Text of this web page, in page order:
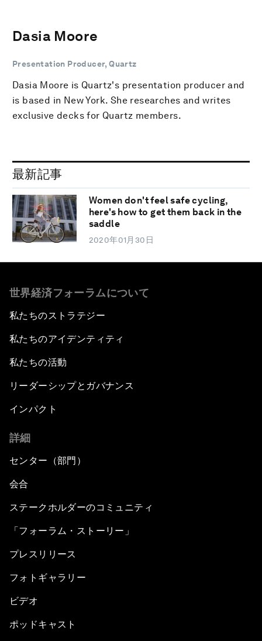
Dasia Moore
Presentation Producer, Quartz
Dasia Moore is Quartz's presentation producer and
is based in New York. She researches and writes
exclusive decks for Quartz members.
最新記事
Women don't feel safe cycling,
here's how to get them back in the
saddle
2020年01月30日
世界経済フォーラムについて
私たちのストラテジー
私たちのアイデンティティ
私たちの活動
リーダーシップとガバナンス
インパクト
詳細
センター（部門）
会合
ステークホルダーのコミュニティ
「フォーラム・ストーリー」
プレスリリース
フォトギャラリー
ビデオ
ポッドキャスト